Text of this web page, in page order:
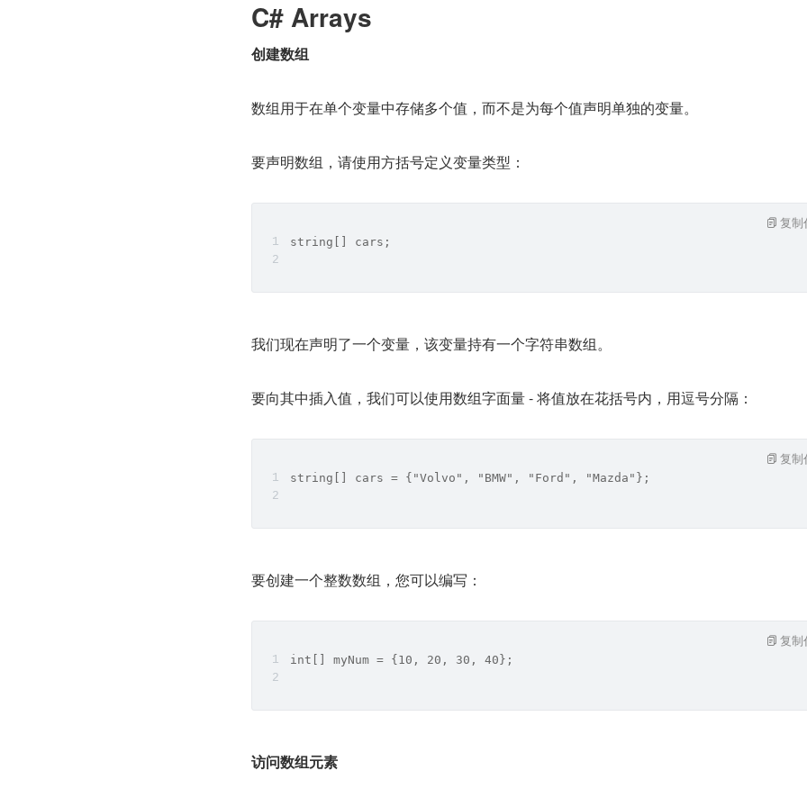
C# Arrays
创建数组
数组用于在单个变量中存储多个值，而不是为每个值声明单独的变量。
要声明数组，请使用方括号定义变量类型：
string[] cars;
复制
我们现在声明了一个变量，该变量持有一个字符串数组。
要向其中插入值，我们可以使用数组字面量 - 将值放在花括号内，用逗号分隔：
string[] cars = {"Volvo", "BMW", "Ford", "Mazda"};
复制
要创建一个整数数组，您可以编写：
int[] myNum = {10, 20, 30, 40};
复制
访问数组元素